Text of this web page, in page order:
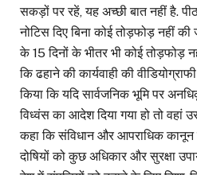
सकड़ों पर रहें, यह अच्छी बात नहीं है.
नोटिस दिए बिना कोई तोड़फोड़ नहीं
के 15 दिनों के भीतर भी कोई तोड़फोड़
कि ढहाने की कार्यवाही की
किया कि यदि सार्वजनिक भूमि पर
विध्वंस का आदेश दिया गया हो तो वहां
कहा कि संविधान और आपराधिक
दोषियों को कुछ अधिकार और सुरक्षा